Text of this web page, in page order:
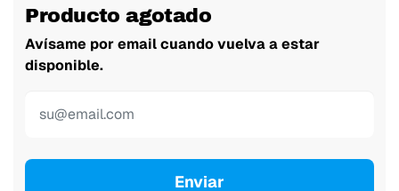
Producto agotado
Avísame por email cuando vuelva a estar
disponible.
Enviar